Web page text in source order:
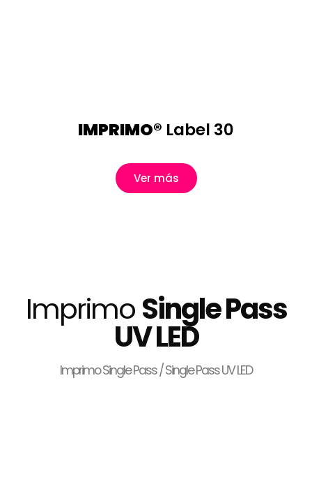
IMPRIMO® Label 30
Ver más
ImprimoSingle Pass
UV LED
Imprimo Single Pass / Single Pass UV LED